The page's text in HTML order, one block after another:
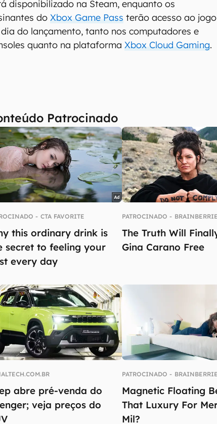
disponibilizado na Steam, enquanto os
doXbox Game Pass terão acesso ao jogo
do lançamento, tanto nos computadores e
quanto na plataformaXbox Cloud Gaming.